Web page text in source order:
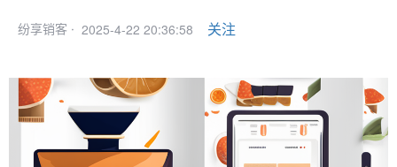
纷享销客 · 2025-4-22 20:36:58 关注